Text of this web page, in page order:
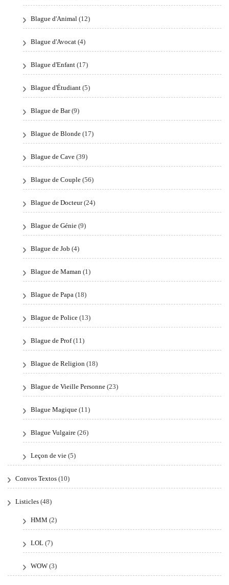
Blague d'Animal (12)
Blague d'Avocat (4)
Blague d'Enfant (17)
Blague d'Étudiant (5)
Blague de Bar(9)
Blague de Blonde (17)
Blague de Cave (39)
Blague de Couple (56)
Blague de Docteur(24)
Blague de Génie (9)
Blague de Job (4)
Blague de Maman (1)
Blague de Papa (18)
Blague de Police (13)
Blague de Prof(11)
Blague de Religion (18)
Blague de Vieille Personne (23)
Blague Magique (11)
Blague Vulgaire (26)
Leçon de vie (5)
Convos Textos (10)
Listicles (48)
HMM (2)
LOL (7)
WOW (3)